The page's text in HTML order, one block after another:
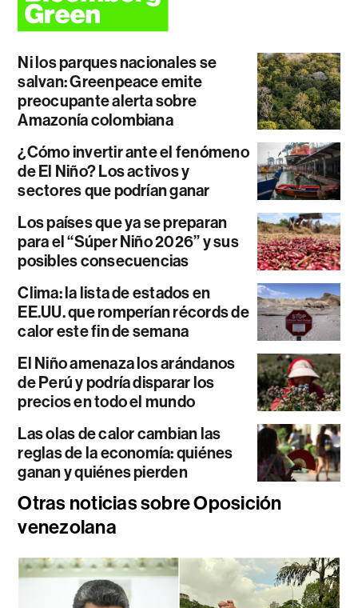
Ni los parques nacionales se
salvan: Greenpeace emite
preocupante alerta sobre
Amazonía colombiana
¿Cómo invertir ante el fenómeno
de El Niño? Los activos y
sectores que podrían ganar
Los países que ya se preparan
para el “Súper Niño 2026” y sus
posibles consecuencias
Clima: la lista de estados en
EE.UU. que romperían récords de
calor este fin de semana
El Niño amenaza los arándanos
de Perú y podría disparar los
precios en todo el mundo
Las olas de calor cambian las
reglas de la economía: quiénes
ganan y quiénes pierden
Otras noticias sobre Oposición
venezolana